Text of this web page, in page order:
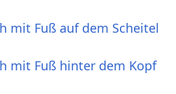
mit Fuß auf dem Scheitel
mit Fuß hinter dem Kopf